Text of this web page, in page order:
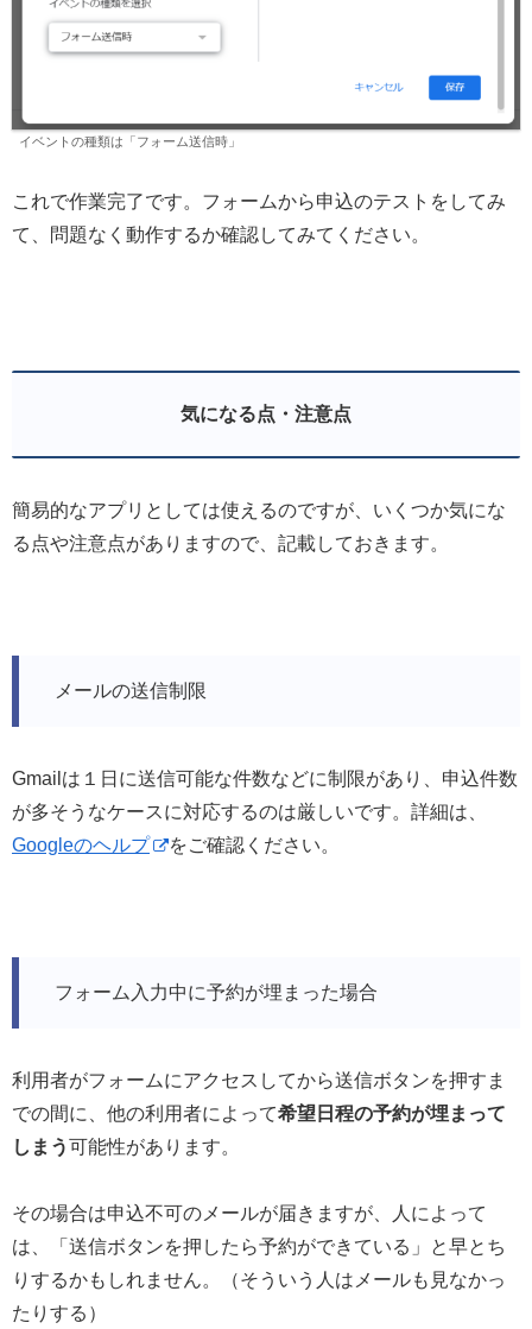
イベントの種類は「フォーム送信時」
これで作業完了です。フォームから申込のテストをしてみ
て、問題なく動作するか確認してみてください。
気になる点・注意点
簡易的なアプリとしては使えるのですが、いくつか気にな
る点や注意点がありますので、記載しておきます。
メールの送信制限
Gmailは１日に送信可能な件数などに制限があり、申込件数
が多そうなケースに対応するのは厳しいです。詳細は、
Googleのヘルプ
をご確認ください。
フォーム入力中に予約が埋まった場合
利用者がフォームにアクセスしてから送信ボタンを押すま
での間に、他の利用者によって希望日程の予約が埋まって
しまう 可能性があります。
その場合は申込不可のメールが届きますが、人によって
は、「送信ボタンを押したら予約ができている」と早とち
りするかもしれません。（そういう人はメールも見なかっ
たりする）